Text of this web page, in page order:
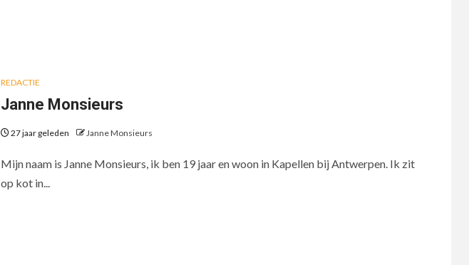
REDACTIE
Janne Monsieurs
27 jaar geleden Janne Monsieurs
Mijn naam is Janne Monsieurs, ik ben 19 jaar en woon in Kapellen bij Antwerpen. Ik zit
op kot in...